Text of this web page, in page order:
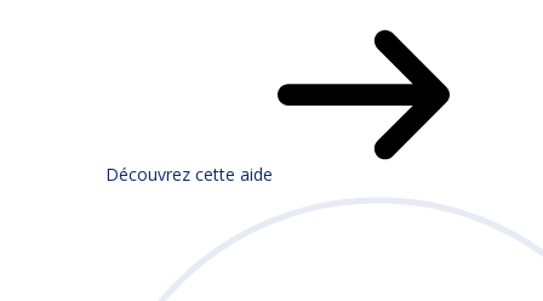
Découvrez cette aide